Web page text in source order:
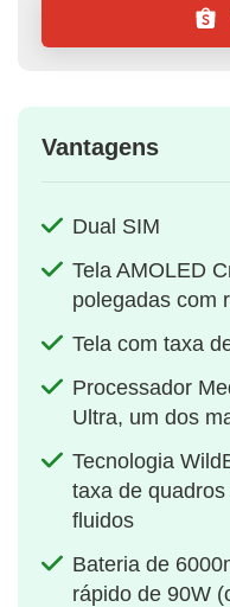
Vantagens
Dual SIM
Tela AMOLED
polegadas com
Tela com taxa
Processador
Ultra, um dos
Tecnologia
taxa de
fluidos
Bateria de
rápido de 90W